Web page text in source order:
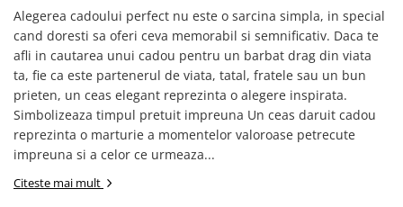
Cadouri pentru profesori sau absolventi
Cadouri Back to school
Cadouri de Paște
Cadouri Traditionale Romanesti
8 Martie
Cadouri pentru CUPLU El & Ea
Cadouri Iubitori de animale
Alegerea cadoului perfect nu este o sarcina simpla, in special
cand doresti sa oferi ceva memorabil si semnificativ. Daca te
afli in cautarea unui cadou pentru un barbat drag din viata
ta, fie ca este partenerul de viata, tatal, fratele sau un bun
prieten, un ceas elegant reprezinta o alegere inspirata.
Simbolizeaza timpul pretuit impreuna Un ceas daruit cadou
reprezinta o marturie a momentelor valoroase petrecute
impreuna si a celor ce urmeaza...
Citeste mai mult